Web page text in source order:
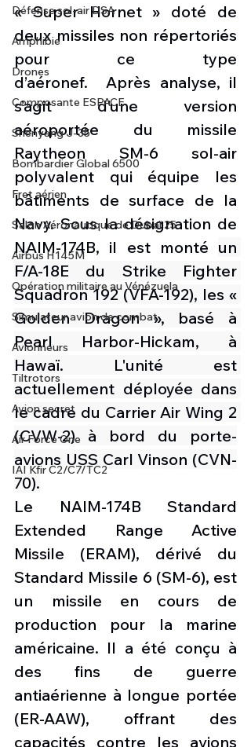
Défense sol-air DSA
Amphibie
Drones
Composante ESPACE
Shenyang J-35
Bombardier Global 6500
Fret aérien
Salon Aéronautique de Dubaï 25
Airbus H145M
Opération militaire au Vénézuela
Simulateur avion de combat
Avionneurs
Tiltrotors
Avion secret
Air Force One
IAI Kfir C2/C7/TC2
« Super Hornet » doté de
deux missiles non répertoriés
pour ce type
d’aéronef.  Après analyse, il
s’agit d’une version
aéroportée du missile
Raytheon SM-6 sol-air
polyvalent qui équipe les
bâtiments de surface de la
Navy. Sous la désignation de
NAIM-174B, il est monté un
F/A-18E du Strike Fighter
Squadron 192 (VFA-192), les «
Golden Dragon », basé à
Pearl Harbor-Hickam, à
Hawaï. L'unité est
actuellement déployée dans
le cadre du Carrier Air Wing 2
(CVW-2) à bord du porte-
avions USS Carl Vinson (CVN-
70).
Le NAIM-174B Standard
Extended Range Active
Missile (ERAM), dérivé du
Standard Missile 6 (SM-6), est
un missile en cours de
production pour la marine
américaine. Il a été conçu à
des fins de guerre
antiaérienne à longue portée
(ER-AAW), offrant des
capacités contre les avions